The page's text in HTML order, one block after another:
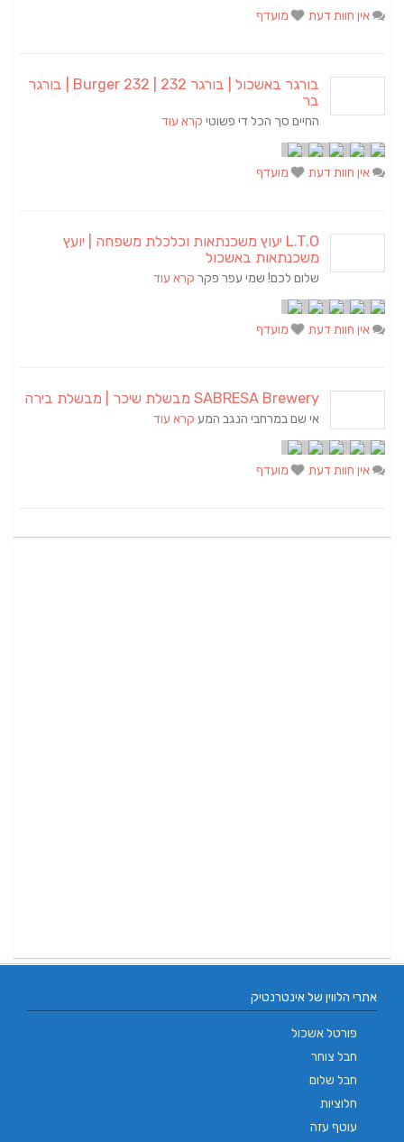
אין חוות דעת מועדף
בורגר באשכול | בורגר 232 | Burger 232 | בורגר
בר
החיים סך הכל די פשוטי קרא עוד
אין חוות דעת מועדף
L.T.O יעוץ משכנתאות וכלכלת משפחה | יועץ
משכנתאות באשכול
שלום לכם! שמי עפר פקר קרא עוד
אין חוות דעת מועדף
SABRESA Brewery מבשלת שיכר | מבשלת בירה
אי שם במרחבי הנגב המע קרא עוד
אין חוות דעת מועדף
אתרי הלווין של אינטרנטיק
פורטל אשכול
חבל צוחר
חבל שלום
חלוציות
עוטף עזה